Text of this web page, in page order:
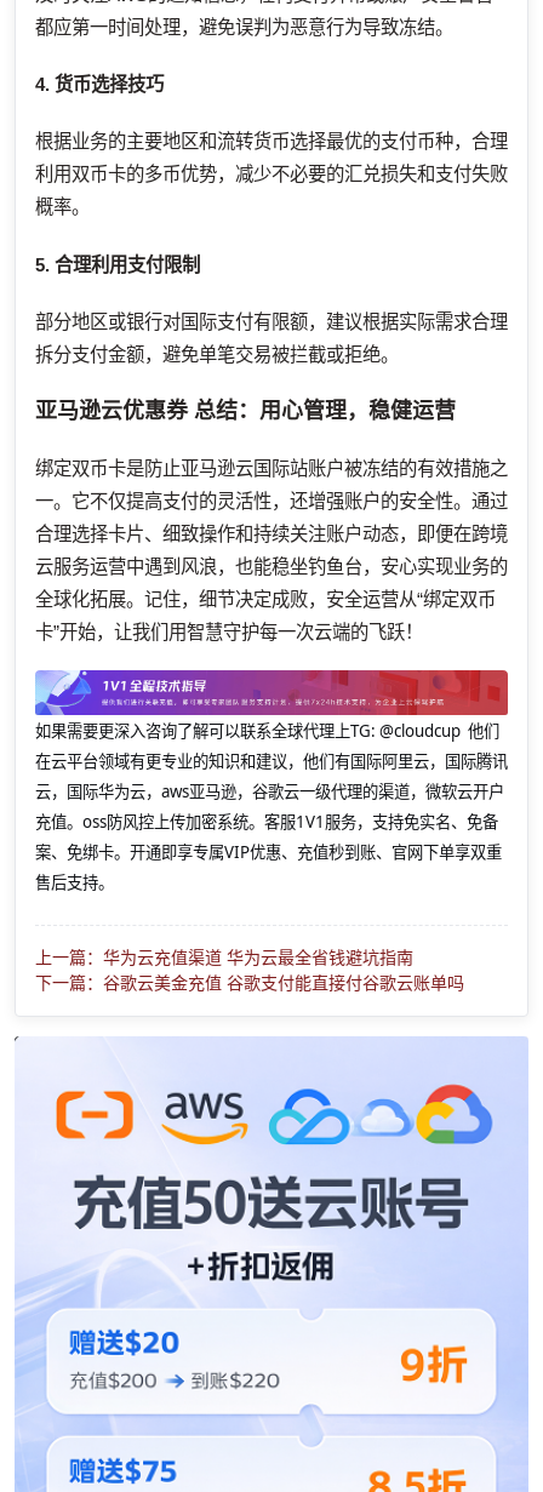
都应第一时间处理，避免误判为恶意行为导致冻结。
4. 货币选择技巧
根据业务的主要地区和流转货币选择最优的支付币种，合理
利用双币卡的多币优势，减少不必要的汇兑损失和支付失败
概率。
5. 合理利用支付限制
部分地区或银行对国际支付有限额，建议根据实际需求合理
拆分支付金额，避免单笔交易被拦截或拒绝。
亚马逊云优惠券总结：用心管理，稳健运营
绑定双币卡是防止亚马逊云国际站账户被冻结的有效措施之
一。它不仅提高支付的灵活性，还增强账户的安全性。通过
合理选择卡片、细致操作和持续关注账户动态，即便在跨境
云服务运营中遇到风浪，也能稳坐钓鱼台，安心实现业务的
全球化拓展。记住，细节决定成败，安全运营从“绑定双币
卡”开始，让我们用智慧守护每一次云端的飞跃！
如果需要更深入咨询了解可以联系全球代理上TG: @cloudcup 他们
在云平台领域有更专业的知识和建议，他们有国际阿里云，国际腾讯
云，国际华为云，aws亚马逊，谷歌云一级代理的渠道，微软云开户
充值。oss防风控上传加密系统。客服1V1服务，支持免实名、免备
案、免绑卡。开通即享专属VIP优惠、充值秒到账、官网下单享双重
售后支持。
上一篇：华为云充值渠道 华为云最全省钱避坑指南
下一篇：谷歌云美金充值 谷歌支付能直接付谷歌云账单吗